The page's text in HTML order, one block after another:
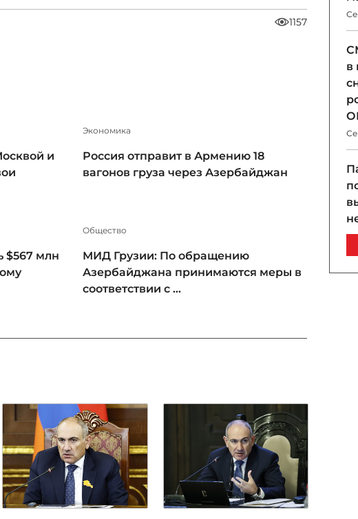
1157
и
Экономика
Россия отправит в Армению 18
вагонов груза через Азербайджан
$567 млн
Общество
МИД Грузии: По обращению
Азербайджана принимаются меры в
соответствии с ...
в